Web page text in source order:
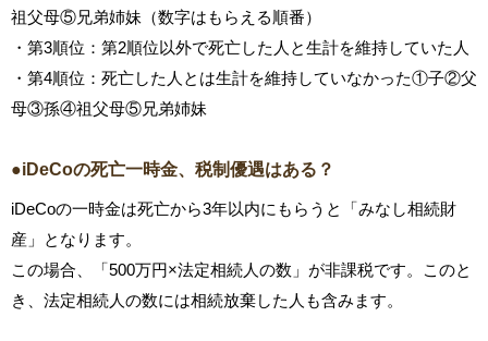
祖父母⑤兄弟姉妹（数字はもらえる順番）
・第3順位：第2順位以外で死亡した人と生計を維持していた人
・第4順位：死亡した人とは生計を維持していなかった①子②父
母③孫④祖父母⑤兄弟姉妹
●iDeCoの死亡一時金、税制優遇はある？
iDeCoの一時金は死亡から3年以内にもらうと「みなし相続財
産」となります。
この場合、「500万円×法定相続人の数」が非課税です。このと
き、法定相続人の数には相続放棄した人も含みます。